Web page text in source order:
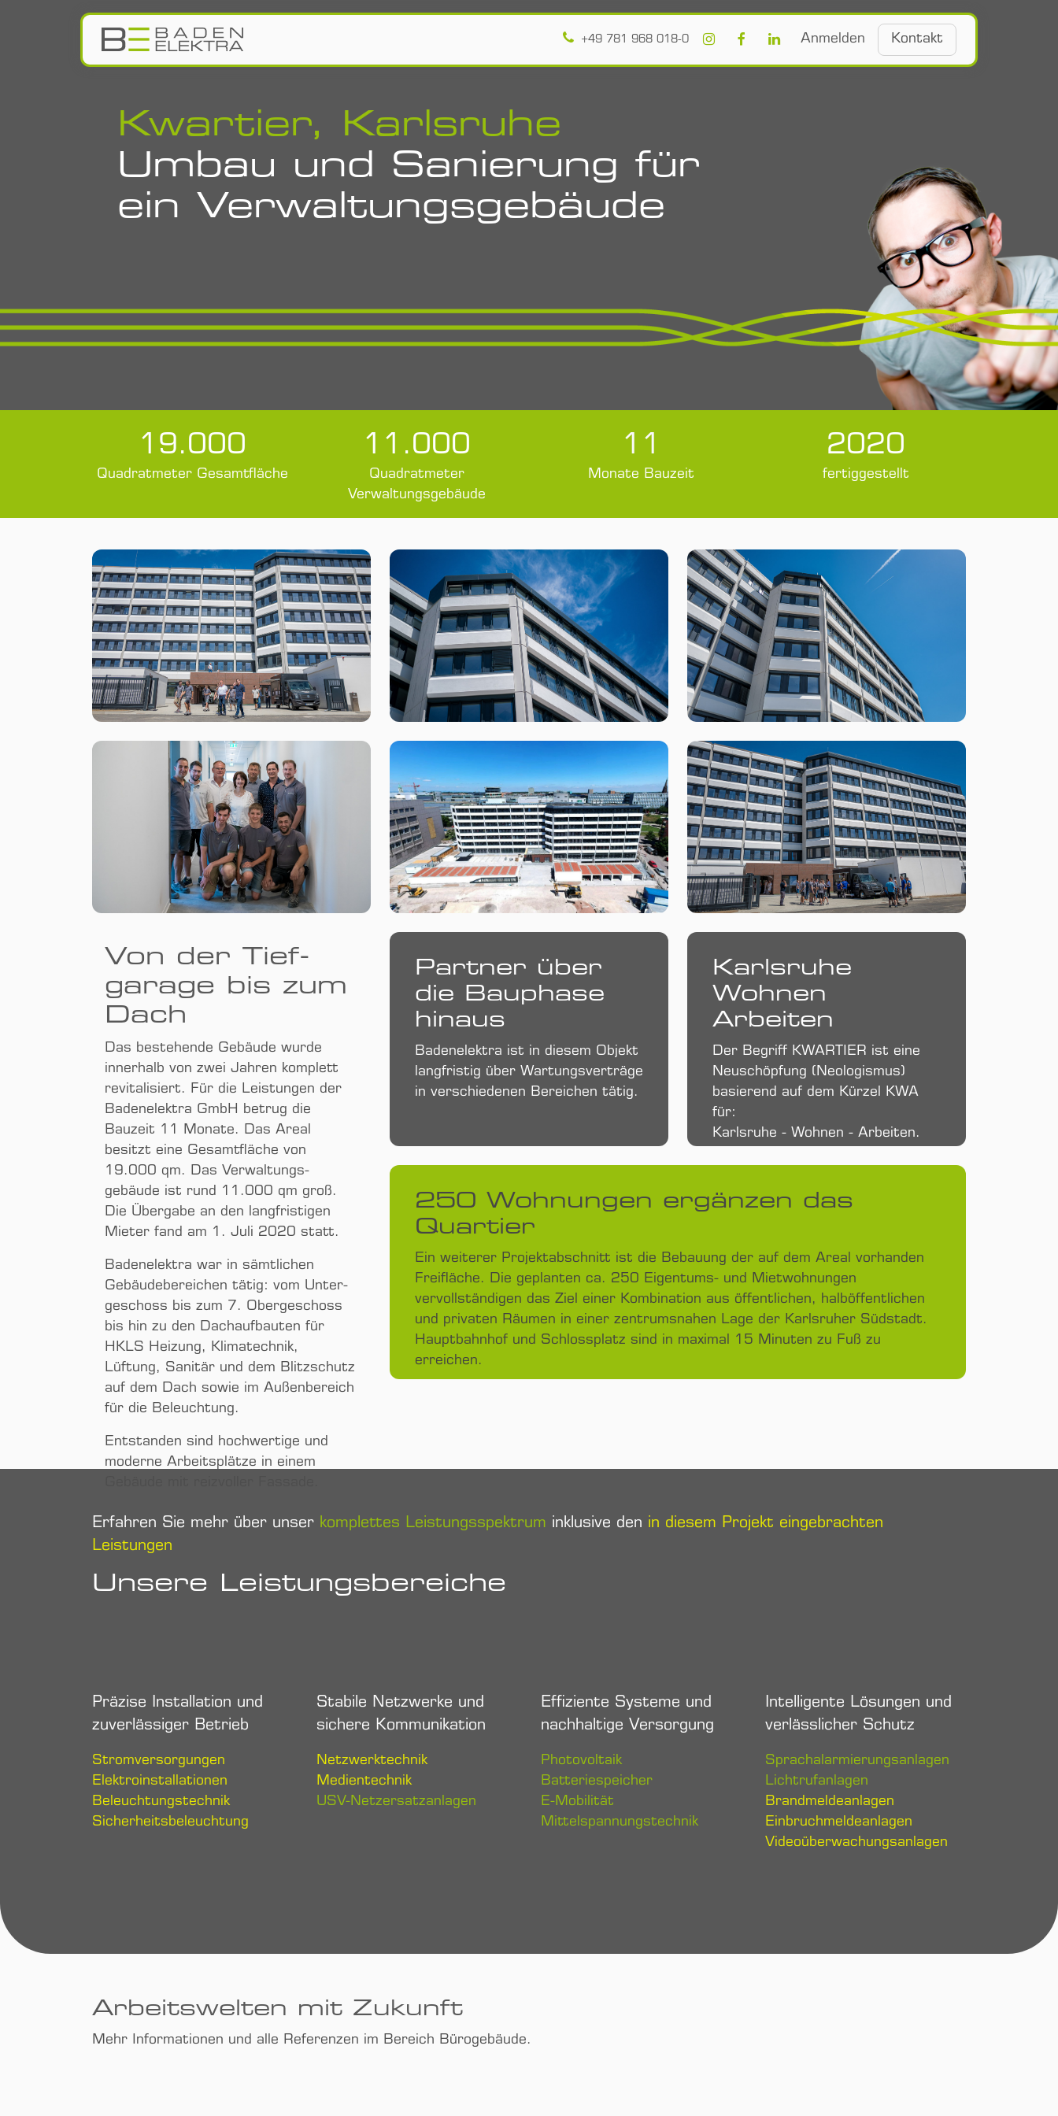
Zum Inhalt springen
Über uns
+49 781 968 018-0 Anmelden Kontakt​
Kwartier, Karlsruhe
Umbau und Sanierung für
ein Verwaltungs­gebäude
19.000
Quadratmeter Gesamtfläche
11.000
Quadratmeter
Verwaltungsgebäude
11
Monate Bauzeit
2020
fertiggestellt
Von der Tief­
garage bis zum
Dach
Das bestehende Gebäude wurde
innerhalb von zwei Jahren komplett
revitalisiert. Für die Leistungen der
Badenelektra GmbH betrug die
Bauzeit 11 Monate. Das Areal
besitzt eine Gesamt­fläche von
19.000 qm. Das Verwaltungs­
gebäude ist rund 11.000 qm groß.
Die Übergabe an den langfristigen
Mieter fand am 1. Juli 2020 statt.
Badenelektra war in sämtlichen
Gebäude­bereichen tätig: vom Unter­
geschoss bis zum 7. Ober­geschoss
bis hin zu den Dachauf­bauten für
HKLS Heizung, Klimatechnik,
Lüftung, Sanitär und dem Blitz­schutz
auf dem Dach sowie im Außenbereich
für die Beleuchtung.
Entstanden sind hochwertige und
moderne Arbeits­plätze in einem
Partner über
die Bau­phase
hinaus
Badenelektra ist in diesem Objekt
langfristig über Wartungs­verträge
in verschiedenen Bereichen tätig.
Karlsruhe
Wohnen
Arbeiten
Der Begriff KWARTIER ist eine
Neu­schöpfung (Neologismus)
basierend auf dem Kürzel KWA
für:
Karlsruhe - Wohnen - Arbeiten.
250 Wohnungen ergänzen das
Quartier
Ein weiterer Projekt­abschnitt ist die Bebauung der auf dem Areal vorhanden
Frei­fläche. Die geplanten ca. 250 Eigentums- und Miet­wohnungen
vervollständigen das Ziel einer Kombination aus öffentlichen, halböffentlichen
und privaten Räumen in einer zentrumsnahen Lage der Karlsruher Südstadt.
Haupt­bahnhof und Schloss­platz sind in maximal 15 Minuten zu Fuß zu
erreichen.
Erfahren Sie mehr über unser komplettes Leistungsspektrum inklusive den in diesem Projekt eingebrachten
Leistungen
Unsere Leistungsbereiche
Präzise Installation und
zuverlässiger Betrieb
Stromversorgungen
Elektroinstallationen
Beleuchtungstechnik
Sicherheitsbeleuchtung
Stabile Netzwerke und
sichere Kommunikation
Netzwerktechnik
Medientechnik
USV-Netzersatzanlagen
Effiziente Systeme und
nachhaltige Versorgung
Photovoltaik
Batteriespeicher
E-Mobilität
Mittelspannungstechnik
Intelligente Lösungen und
verlässlicher Schutz
Sprachalarmierungsanlagen
Lichtrufanlagen
Brandmeldeanlagen
Einbruchmeldeanlagen
Videoüberwachungsanlagen
Arbeitswelten mit Zukunft
Mehr Informationen und alle Referenzen im Bereich Bürogebäude.